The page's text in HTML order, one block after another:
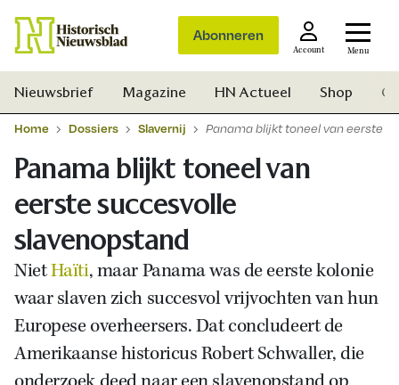
Abonneren
Account Menu
Nieuwsbrief Magazine HN Actueel Shop
Home Dossiers Slavernij Panama blijkt toneel van eerste
Panama blijkt toneel van
eerste succesvolle
slavenopstand
NietHaïti, maar Panama was de eerste kolonie
waar slaven zich succesvol vrijvochten van hun
Europese overheersers. Dat concludeert de
Amerikaanse historicus Robert Schwaller, die